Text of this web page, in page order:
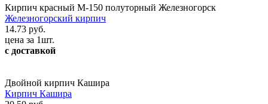
Кирпич красный М-150 полуторный Железногорск
Железногорский кирпич
14.73 руб.
цена за 1шт.
с доставкой
Двойной кирпич Кашира
Кирпич Кашира